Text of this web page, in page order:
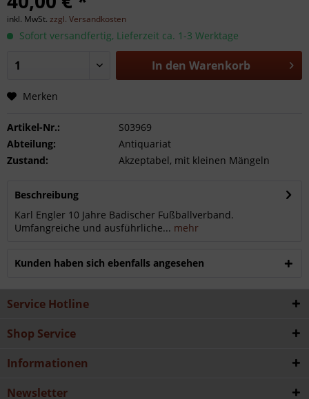
inkl. MwSt. zzgl. Versandkosten
Sofort versandfertig, Lieferzeit ca. 1-3 Werktage
In den Warenkorb
Merken
Artikel-Nr.:
S03969
Abteilung:
Antiquariat
Zustand:
Akzeptabel, mit kleinen Mängeln
Beschreibung
Karl Engler 10 Jahre Badischer Fußballverband.
Umfangreiche und ausführliche... mehr
Kunden haben sich ebenfalls angesehen
Service Hotline
Shop Service
Informationen
Newsletter